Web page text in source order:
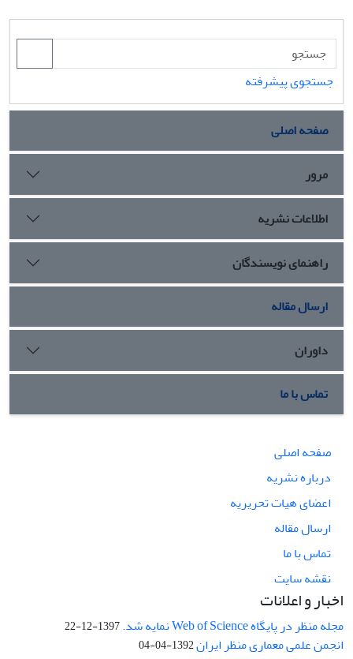
جستجوی پیشرفته
صفحه اصلی
مرور
اطلاعات نشریه
راهنمای نویسندگان
ارسال مقاله
داوران
تماس با ما
صفحه اصلی
درباره نشریه
اعضای هیات تحریریه
ارسال مقاله
تماس با ما
نقشه سایت
اخبار و اعلانات
مجله منظر در پایگاه Web of Science نمایه شد. 1397-12-22
انجمن علمی معماری منظر ایران1392-04-04